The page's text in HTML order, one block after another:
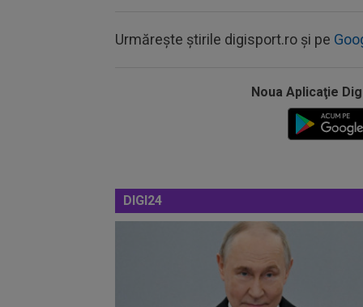
Urmărește știrile digisport.ro și pe
Noua Aplicaţie
DIGI24